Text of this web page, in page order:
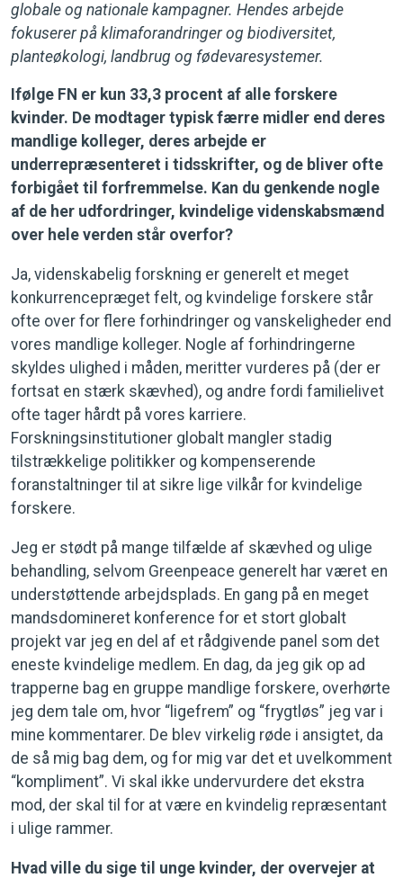
globale og nationale kampagner. Hendes arbejde
fokuserer på klimaforandringer og biodiversitet,
planteøkologi, landbrug og fødevaresystemer.
Ifølge FN er kun 33,3 procent af alle forskere
kvinder. De modtager typisk færre midler end deres
mandlige kolleger, deres arbejde er
underrepræsenteret i tidsskrifter, og de bliver ofte
forbigået til forfremmelse. Kan du genkende nogle
af de her udfordringer, kvindelige videnskabsmænd
over hele verden står overfor?
Ja, videnskabelig forskning er generelt et meget
konkurrencepræget felt, og kvindelige forskere står
ofte over for flere forhindringer og vanskeligheder end
vores mandlige kolleger. Nogle af forhindringerne
skyldes ulighed i måden, meritter vurderes på (der er
fortsat en stærk skævhed), og andre fordi familielivet
ofte tager hårdt på vores karriere.
Forskningsinstitutioner globalt mangler stadig
tilstrækkelige politikker og kompenserende
foranstaltninger til at sikre lige vilkår for kvindelige
forskere.
Jeg er stødt på mange tilfælde af skævhed og ulige
behandling, selvom Greenpeace generelt har været en
understøttende arbejdsplads. En gang på en meget
mandsdomineret konference for et stort globalt
projekt var jeg en del af et rådgivende panel som det
eneste kvindelige medlem. En dag, da jeg gik op ad
trapperne bag en gruppe mandlige forskere, overhørte
jeg dem tale om, hvor “ligefrem” og “frygtløs” jeg var i
mine kommentarer. De blev virkelig røde i ansigtet, da
de så mig bag dem, og for mig var det et uvelkomment
“kompliment”. Vi skal ikke undervurdere det ekstra
mod, der skal til for at være en kvindelig repræsentant
i ulige rammer.
Hvad ville du sige til unge kvinder, der overvejer at